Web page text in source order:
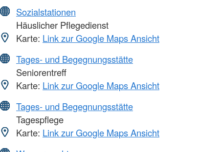
Sozialstationen
Häuslicher Pflegedienst
Karte: Link zur Google Maps Ansicht
Tages- und Begegnungsstätte
Seniorentreff
Karte: Link zur Google Maps Ansicht
Tages- und Begegnungsstätte
Tagespflege
Karte: Link zur Google Maps Ansicht